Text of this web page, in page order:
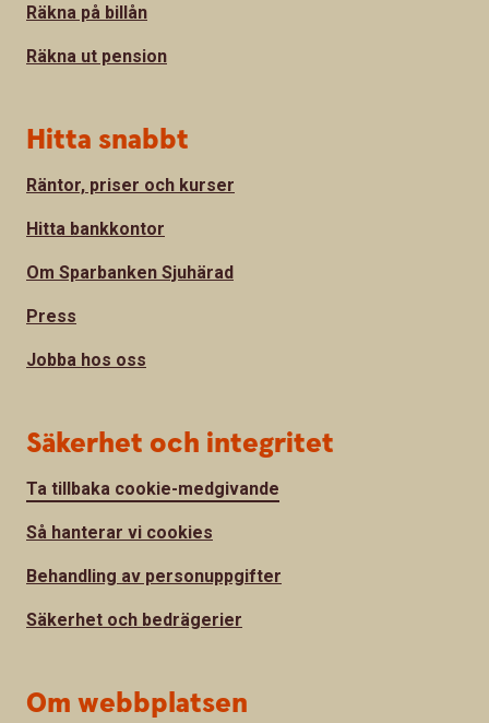
Räkna på billån
Räkna ut pension
Hitta snabbt
Räntor, priser och kurser
Hitta bankkontor
Om Sparbanken Sjuhärad
Press
Jobba hos oss
Säkerhet och integritet
Ta tillbaka cookie-medgivande
Så hanterar vi cookies
Behandling av personuppgifter
Säkerhet och bedrägerier
Om webbplatsen